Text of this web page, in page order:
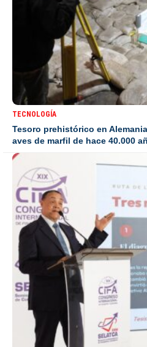
TECNOLOGÍA
Tesoro prehistórico en
aves de marfil de hace 40.000